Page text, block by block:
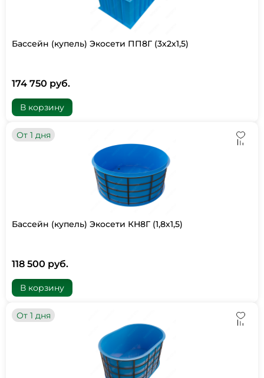
Бассейн (купель) Экосети ПП8Г (3х2х1,5)
174 750 руб.
В корзину
От 1 дня
Бассейн (купель) Экосети КН8Г (1,8х1,5)
118 500 руб.
В корзину
От 1 дня